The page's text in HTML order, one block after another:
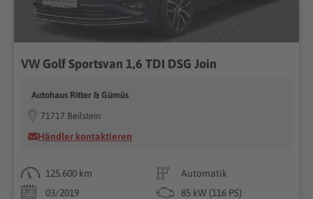
VW Golf Sportsvan 1,6 TDI DSG Join
Autohaus Ritter & Gümüs
71717 Beilstein
Händler kontaktieren
125.600 km
Automatik
03/2019
85 kW (116 PS)